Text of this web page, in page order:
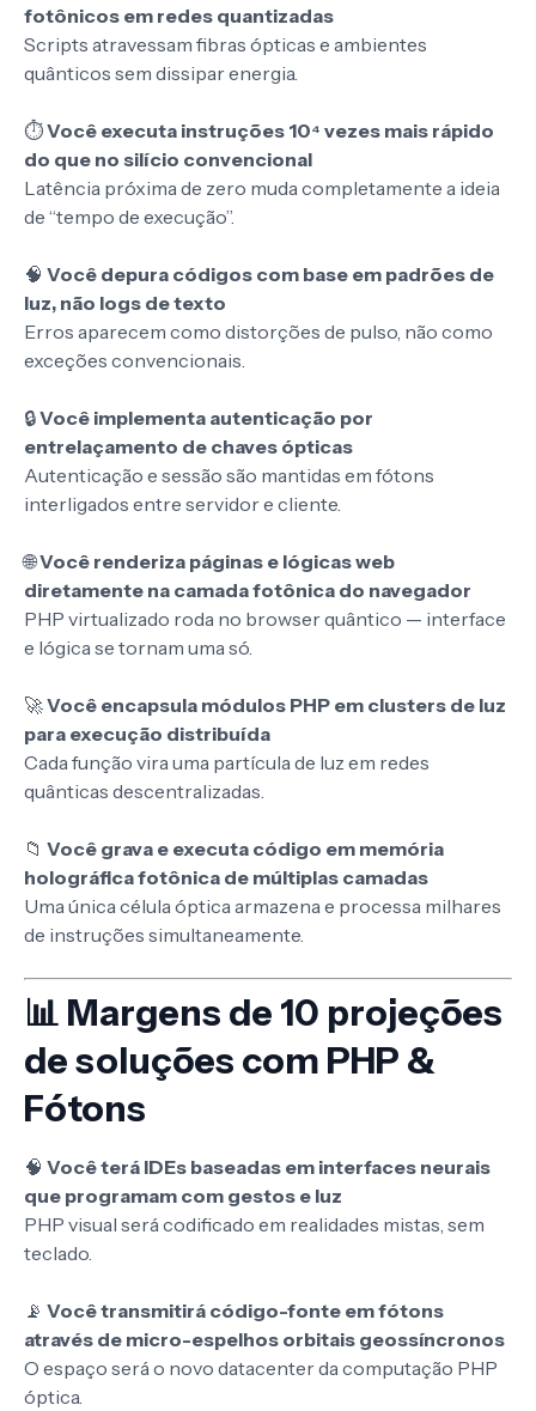
fotônicos em redes quantizadas
Scripts atravessam fibras ópticas e ambientes
quânticos sem dissipar energia.
⏱️Você executa instruções 10⁴ vezes mais rápido
do que no silício convencional
Latência próxima de zero muda completamente a ideia
de “tempo de execução”.
🧠 Você depura códigos com base em padrões de
luz, não logs de texto
Erros aparecem como distorções de pulso, não como
exceções convencionais.
🔒Você implementa autenticação por
entrelaçamento de chaves ópticas
Autenticação e sessão são mantidas em fótons
interligados entre servidor e cliente.
🌐Você renderiza páginas e lógicas web
diretamente na camada fotônica do navegador
PHP virtualizado roda no browser quântico — interface
e lógica se tornam uma só.
🚀Você encapsula módulos PHP em clusters de luz
para execução distribuída
Cada função vira uma partícula de luz em redes
quânticas descentralizadas.
📁 Você grava e executa código em memória
holográfica fotônica de múltiplas camadas
Uma única célula óptica armazena e processa milhares
de instruções simultaneamente.
📊 Margens de 10 projeções
de soluções com PHP &
Fótons
🧠 Você terá IDEs baseadas em interfaces neurais
que programam com gestos e luz
PHP visual será codificado em realidades mistas, sem
teclado.
📡 Você transmitirá código-fonte em fótons
através de micro-espelhos orbitais geossíncronos
O espaço será o novo datacenter da computação PHP
óptica.